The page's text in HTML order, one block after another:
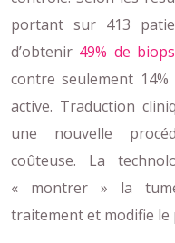
portant sur 413
d’obtenir 49% de
contre seulement
active. Traduction
une nouvelle
coûteuse. La
« montrer » la
traitement et modifie le